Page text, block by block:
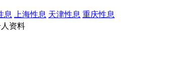
息 上海性息 天津性息 重庆性息
资料